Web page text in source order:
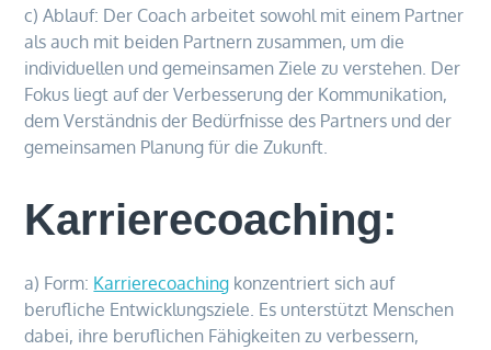
c) Ablauf: Der Coach arbeitet sowohl mit einem Partner
als auch mit beiden Partnern zusammen, um die
individuellen und gemeinsamen Ziele zu verstehen. Der
Fokus liegt auf der Verbesserung der Kommunikation,
dem Verständnis der Bedürfnisse des Partners und der
gemeinsamen Planung für die Zukunft.
Karrierecoaching:
a) Form: Karrierecoaching konzentriert sich auf
berufliche Entwicklungsziele. Es unterstützt Menschen
dabei, ihre beruflichen Fähigkeiten zu verbessern,